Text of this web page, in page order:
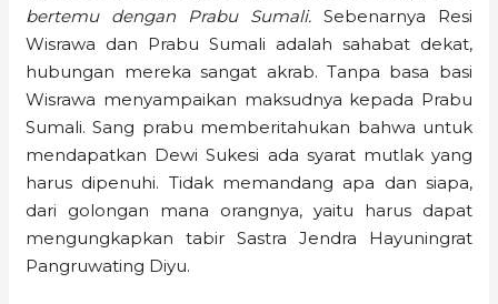
bertemu dengan Prabu Sumali.Sebenarnya Resi
Wisrawa dan Prabu Sumali adalah sahabat dekat,
hubungan mereka sangat akrab. Tanpa basa basi
Wisrawa menyampaikan maksudnya kepada Prabu
Sumali. Sang prabu memberitahukan bahwa untuk
mendapatkan Dewi Sukesi ada syarat mutlak yang
harus dipenuhi. Tidak memandang apa dan siapa,
dari golongan mana orangnya, yaitu harus dapat
mengungkapkan tabir Sastra Jendra Hayuningrat
Pangruwating Diyu.